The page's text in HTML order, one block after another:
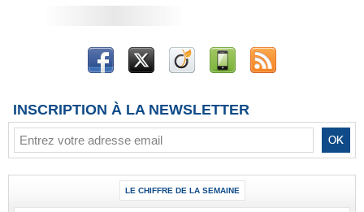
INSCRIPTION À LA NEWSLETTER
LE CHIFFRE DE LA SEMAINE